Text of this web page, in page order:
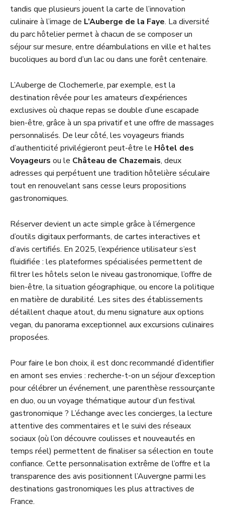
tandis que plusieurs jouent la carte de l’innovation
culinaire à l’image de L’Auberge de la Faye. La diversité
du parc hôtelier permet à chacun de se composer un
séjour sur mesure, entre déambulations en ville et haltes
bucoliques au bord d’un lac ou dans une forêt centenaire.
L’Auberge de Clochemerle, par exemple, est la
destination rêvée pour les amateurs d’expériences
exclusives où chaque repas se double d’une escapade
bien-être, grâce à un spa privatif et une offre de massages
personnalisés. De leur côté, les voyageurs friands
d’authenticité privilégieront peut-être le Hôtel des
Voyageurs ou le Château de Chazemais, deux
adresses qui perpétuent une tradition hôtelière séculaire
tout en renouvelant sans cesse leurs propositions
gastronomiques.
Réserver devient un acte simple grâce à l’émergence
d’outils digitaux performants, de cartes interactives et
d’avis certifiés. En 2025, l’expérience utilisateur s’est
fluidifiée : les plateformes spécialisées permettent de
filtrer les hôtels selon le niveau gastronomique, l’offre de
bien-être, la situation géographique, ou encore la politique
en matière de durabilité. Les sites des établissements
détaillent chaque atout, du menu signature aux options
vegan, du panorama exceptionnel aux excursions culinaires
proposées.
Pour faire le bon choix, il est donc recommandé d’identifier
en amont ses envies : recherche-t-on un séjour d’exception
pour célébrer un événement, une parenthèse ressourçante
en duo, ou un voyage thématique autour d’un festival
gastronomique ? L’échange avec les concierges, la lecture
attentive des commentaires et le suivi des réseaux
sociaux (où l’on découvre coulisses et nouveautés en
temps réel) permettent de finaliser sa sélection en toute
confiance. Cette personnalisation extrême de l’offre et la
transparence des avis positionnent l’Auvergne parmi les
destinations gastronomiques les plus attractives de
France.